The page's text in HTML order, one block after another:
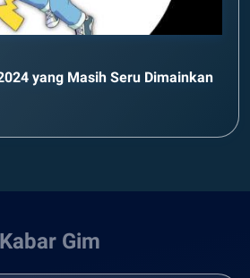
yang Masih Seru Dimainkan
Kabar Gim